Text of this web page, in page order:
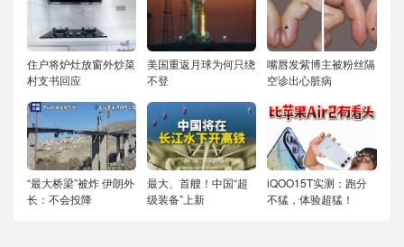
住户将炉灶放窗外炒菜
村支书回应
美国重返月球为何只绕
不登
嘴唇发紫博主被粉丝隔
空诊出心脏病
“最大桥梁”被炸 伊朗外
长：不会投降
最大、首艘！中国“超
级装备”上新
iQOO15T实测：跑分
不猛，体验超猛！